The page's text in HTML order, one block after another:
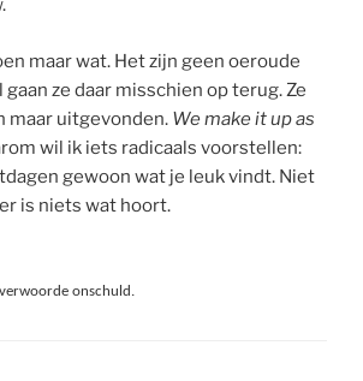
maar wat. Het zijn geen oeroude
ze daar misschien op terug. Ze
maar uitgevonden. We make it up as
wil ik iets radicaals voorstellen:
gewoon wat je leuk vindt. Niet
is niets wat hoort.
onschuld.